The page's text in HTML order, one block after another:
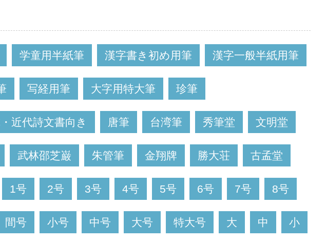
学童用半紙筆 漢字書き初め用筆 漢字一般半紙用筆
写経用筆 大字用特大筆 珍筆
近代詩文書向き 唐筆 台湾筆 秀筆堂 文明堂
武林邵芝巌 朱管筆 金翔牌 勝大荘 古孟堂
1号 2号 3号 4号 5号 6号 7号 8号
間号 小号 中号 大号 特大号 大 中 小